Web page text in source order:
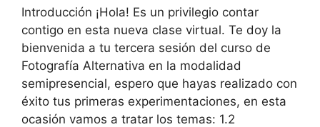
Introducción ¡Hola! Es un privilegio contar
contigo en esta nueva clase virtual. Te doy la
bienvenida a tu tercera sesión del curso de
Fotografía Alternativa en la modalidad
semipresencial, espero que hayas realizado con
éxito tus primeras experimentaciones, en esta
ocasión vamos a tratar los temas: 1.2